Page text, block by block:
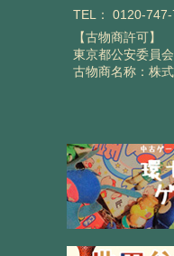
TEL： 0120-
【古物商許可】
東京都公安委員
古物商名称：株